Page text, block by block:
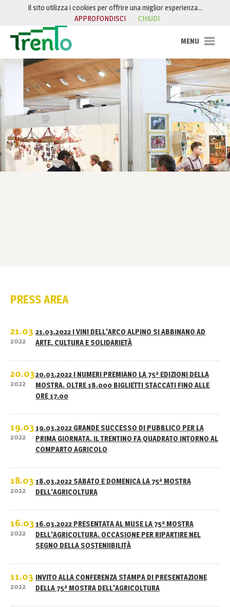
Salta al contenuto
PRESS AREA
21.03
2022
21.03.2022 I VINI DELL'ARCO ALPINO SI ABBINANO AD
ARTE, CULTURA E SOLIDARIETÀ
20.03
2022
20.03.2022 I NUMERI PREMIANO LA 75ª EDIZIONI DELLA
MOSTRA. OLTRE 18.000 BIGLIETTI STACCATI FINO ALLE
ORE 17.00
19.03
2022
19.03.2022 GRANDE SUCCESSO DI PUBBLICO PER LA
PRIMA GIORNATA. IL TRENTINO FA QUADRATO INTORNO AL
COMPARTO AGRICOLO
18.03
2022
18.03.2022 SABATO E DOMENICA LA 75ª MOSTRA
DELL'AGRICOLTURA
16.03
2022
16.03.2022 PRESENTATA AL MUSE LA 75ª MOSTRA
DELL'AGRICOLTURA. OCCASIONE PER RIPARTIRE NEL
SEGNO DELLA SOSTENIIBILITÀ
11.03
2022
INVITO ALLA CONFERENZA STAMPA DI PRESENTAZIONE
DELLA 75ª MOSTRA DELL'AGRICOLTURA
Il sito utilizza i cookies per offrire una miglior esperienza…
APPROFONDISCI
CHIUDI